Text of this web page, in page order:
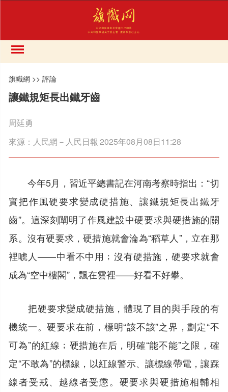
旗幟網 >>評論
讓鐵規矩長出鐵牙齒
周廷勇
來源： 人民網－人民日報 2025年08月08日11:28
今年5月，習近平總書記在河南考察時指出：“切
實把作風硬要求變成硬措施、讓鐵規矩長出鐵牙
齒”。這深刻闡明了作風建設中硬要求與硬措施的關
系。沒有硬要求，硬措施就會淪為“稻草人”，立在那
裡唬人——中看不中用﹔沒有硬措施，硬要求就會
成為“空中樓閣”，飄在雲裡——好看不好攀。
把硬要求變成硬措施，體現了目的與手段的有
機統一。硬要求在前，標明“該不該”之界，劃定“不
可為”的紅線﹔硬措施在后，明確“能不能”之限，確
定“不敢為”的標線，以紅線警示、讓標線帶電，讓踩
線者受戒、越線者受懲。硬要求與硬措施相輔相